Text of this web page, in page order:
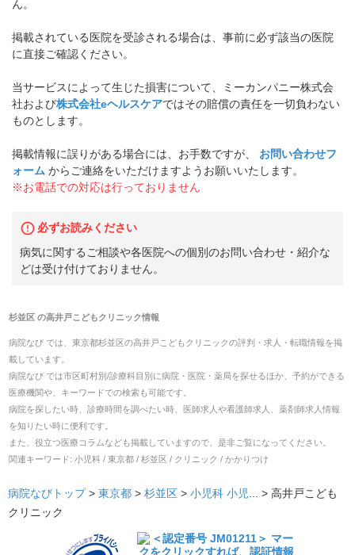
ん。
掲載されている医院を受診される場合は、事前に必ず該当の医院
に直接ご確認ください。
当サービスによって生じた損害について、ミーカンパニー株式会
社および株式会社eヘルスケアではその賠償の責任を一切負わない
ものとします。
掲載情報に誤りがある場合には、お手数ですが、
お問い合わせフ
ォーム からご連絡をいただけますようお願いいたします。
※お電話での対応は行っておりません
必ずお読みください
病気に関するご相談や各医院への個別のお問い合わせ・紹介な
どは受け付けておりません。
杉並区 の高井戸こどもクリニック情報
病院なび では、 東京都杉並区の高井戸こどもクリニックの評判・求人・転職情報を掲
載しています。
病院なび では市区町村別/診療科目別に病院・医院・薬局を探せるほか、予約ができる
医療機関や、キーワードでの検索も可能です。
病院を探したい時、診療時間を調べたい時、医師求人や看護師求人、薬剤師求人情報
を知りたい時に便利です。
また、役立つ医療コラムなども掲載していますので、是非ご覧になってください。
関連キーワード: 小児科 / 東京都 / 杉並区 / クリニック / かかりつけ
病院なびトップ > 東京都 > 杉並区 > 小児科 小児 ... > 高井戸こども
クリニック